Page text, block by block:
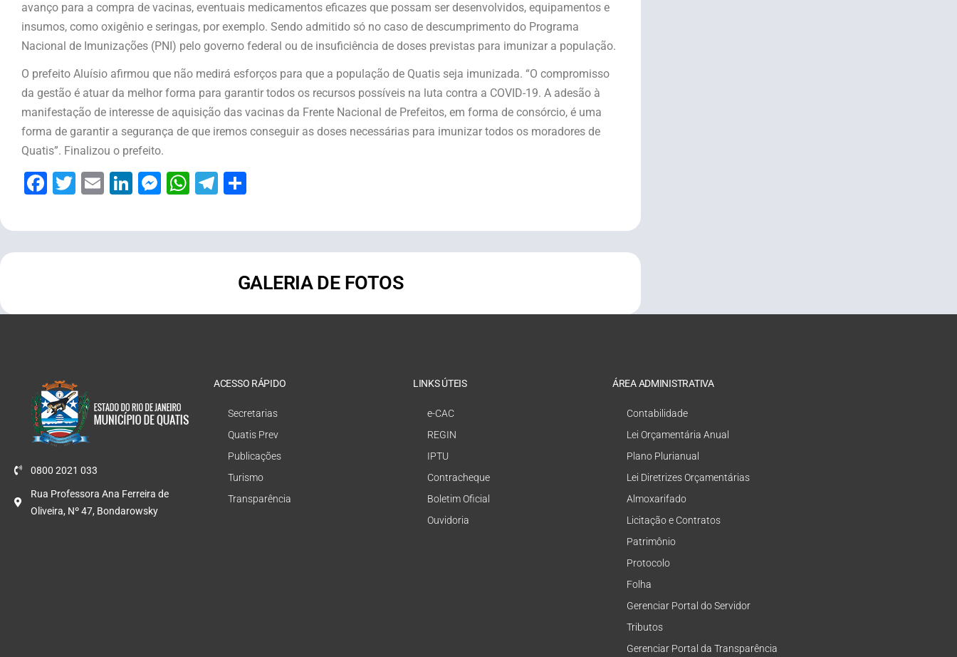
avanço para a compra de vacinas, eventuais medicamentos eficazes que possam ser desenvolvidos, equipamentos e
insumos, como oxigênio e seringas, por exemplo. Sendo admitido só no caso de descumprimento do Programa
Nacional de Imunizações (PNI) pelo governo federal ou de insuficiência de doses previstas para imunizar a população.
O prefeito Aluísio afirmou que não medirá esforços para que a população de Quatis seja imunizada. “O compromisso
da gestão é atuar da melhor forma para garantir todos os recursos possíveis na luta contra a COVID-19. A adesão à
manifestação de interesse de aquisição das vacinas da Frente Nacional de Prefeitos, em forma de consórcio, é uma
forma de garantir a segurança de que iremos conseguir as doses necessárias para imunizar todos os moradores de
Quatis”. Finalizou o prefeito.
Facebook
Twitter
EmailLinkedIn
Messenger
WhatsApp
Telegram
GALERIA DE FOTOS
0800 2021 033
Rua Professora Ana Ferreira de
Oliveira, Nº 47, Bondarowsky
ACESSO RÁPIDO
Secretarias
Quatis Prev
Publicações
Turismo
Transparência
LINKS ÚTEIS
e-CAC
REGIN
IPTU
Contracheque
Boletim Oficial
Ouvidoria
ÁREA ADMINISTRATIVA
Contabilidade
Lei Orçamentária Anual
Plano Plurianual
Lei Diretrizes Orçamentárias
Almoxarifado
Licitação e Contratos
Patrimônio
Protocolo
Folha
Gerenciar Portal do Servidor
Tributos
Gerenciar Portal da Transparência